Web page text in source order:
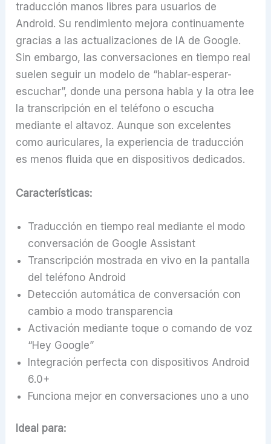
traducción manos libres para usuarios de
Android. Su rendimiento mejora continuamente
gracias a las actualizaciones de IA de Google.
Sin embargo, las conversaciones en tiempo real
suelen seguir un modelo de “hablar-esperar-
escuchar”, donde una persona habla y la otra lee
la transcripción en el teléfono o escucha
mediante el altavoz. Aunque son excelentes
como auriculares, la experiencia de traducción
es menos fluida que en dispositivos dedicados.
Características:
Traducción en tiempo real mediante el modo
conversación de Google Assistant
Transcripción mostrada en vivo en la pantalla
del teléfono Android
Detección automática de conversación con
cambio a modo transparencia
Activación mediante toque o comando de voz
“Hey Google”
Integración perfecta con dispositivos Android
6.0+
Funciona mejor en conversaciones uno a uno
Ideal para: